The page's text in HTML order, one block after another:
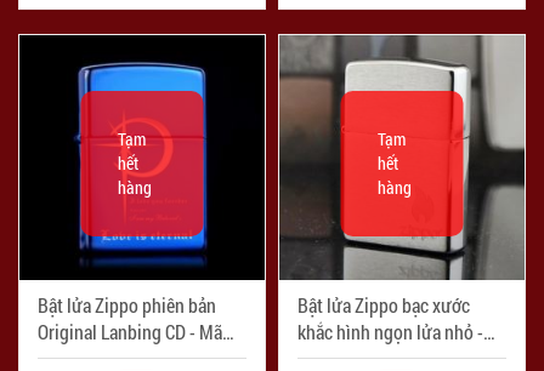
Bật lửa Zippo phiên bản
Original Lanbing CD - Mã
SP: ZPC0627
Tạm
hết
hàng
Bật lửa Zippo bạc xước
khắc hình ngọn lửa nhỏ -
Mã SP: ZPC0777
Tạm
hết
hàng